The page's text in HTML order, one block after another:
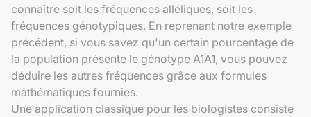
connaître soit les fréquences alléliques, soit les
fréquences génotypiques. En reprenant notre exemple
précédent, si vous savez qu'un certain pourcentage de
la population présente le génotype A1A1, vous pouvez
déduire les autres fréquences grâce aux formules
mathématiques fournies.
Une application classique pour les biologistes consiste